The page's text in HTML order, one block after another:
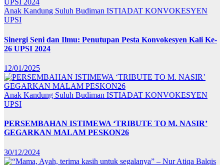
Anak Kandung Suluh Budiman ISTIADAT KONVOKESYEN
UPSI
Sinergi Seni dan Ilmu: Penutupan Pesta Konvokesyen Kali Ke-
26 UPSI 2024
12/01/2025
Anak Kandung Suluh Budiman ISTIADAT KONVOKESYEN
UPSI
PERSEMBAHAN ISTIMEWA ‘TRIBUTE TO M. NASIR’
GEGARKAN MALAM PESKON26
30/12/2024